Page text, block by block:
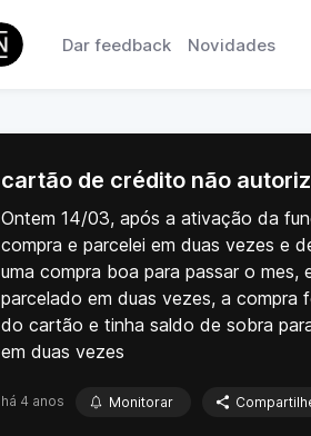
Dar feedback Novidades
cartão de crédito não
Ontem 14/03, após a ativação da
compra e parcelei em duas vezes e
uma compra boa para passar o
parcelado em duas vezes, a compra
do cartão e tinha saldo de sobra
em duas vezes
há 4 anos Monitorar